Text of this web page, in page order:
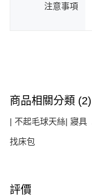
注意事項
商品相關分類 (2)
| 不起毛球天絲| 寢具
找床包
評價